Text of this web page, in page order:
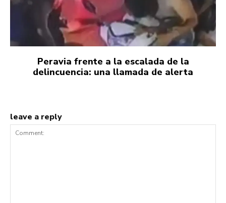
Peravia frente a la escalada de la
delincuencia: una llamada de alerta
leave a reply